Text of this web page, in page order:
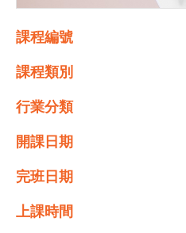
課程編號
課程類別
行業分類
開課日期
完班日期
上課時間